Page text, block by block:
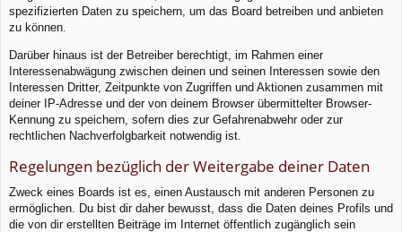
spezifizierten Daten zu speichern, um das Board betreiben und anbieten
zu können.
Darüber hinaus ist der Betreiber berechtigt, im Rahmen einer
Interessenabwägung zwischen deinen und seinen Interessen sowie den
Interessen Dritter, Zeitpunkte von Zugriffen und Aktionen zusammen mit
deiner IP-Adresse und der von deinem Browser übermittelter Browser-
Kennung zu speichern, sofern dies zur Gefahrenabwehr oder zur
rechtlichen Nachverfolgbarkeit notwendig ist.
Regelungen bezüglich der Weitergabe deiner Daten
Zweck eines Boards ist es, einen Austausch mit anderen Personen zu
ermöglichen. Du bist dir daher bewusst, dass die Daten deines Profils und
die von dir erstellten Beiträge im Internet öffentlich zugänglich sein